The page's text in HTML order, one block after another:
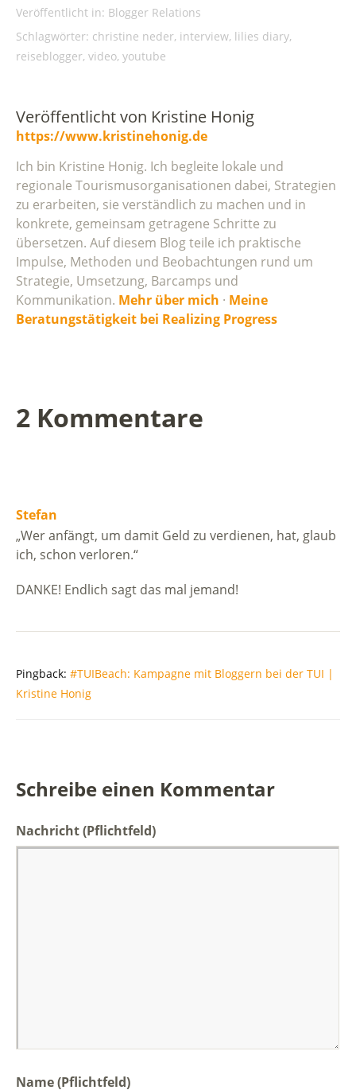
Veröffentlicht in: Blogger Relations
Schlagwörter: christine neder, interview, lilies diary,
reiseblogger, video, youtube
Veröffentlicht von Kristine Honig
https://www.kristinehonig.de
Ich bin Kristine Honig. Ich begleite lokale und
regionale Tourismusorganisationen dabei, Strategien
zu erarbeiten, sie verständlich zu machen und in
konkrete, gemeinsam getragene Schritte zu
übersetzen. Auf diesem Blog teile ich praktische
Impulse, Methoden und Beobachtungen rund um
Strategie, Umsetzung, Barcamps und
Kommunikation. Mehr über mich · Meine
Beratungstätigkeit bei Realizing Progress
2 Kommentare
Stefan
„Wer anfängt, um damit Geld zu verdienen, hat, glaub
ich, schon verloren.“
DANKE! Endlich sagt das mal jemand!
Pingback: #TUIBeach: Kampagne mit Bloggern bei der TUI |
Kristine Honig
Schreibe einen Kommentar
Nachricht(Pflichtfeld)
Name (Pflichtfeld)